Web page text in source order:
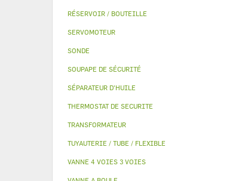
RÉSERVOIR / BOUTEILLE
SERVOMOTEUR
SONDE
SOUPAPE DE SÉCURITÉ
SÉPARATEUR D'HUILE
THERMOSTAT DE SECURITE
TRANSFORMATEUR
TUYAUTERIE / TUBE / FLEXIBLE
VANNE 4 VOIES 3 VOIES